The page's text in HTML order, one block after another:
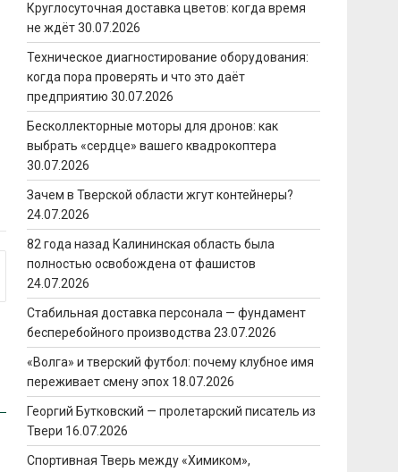
Круглосуточная доставка цветов: когда время
не ждёт 30.07.2026
Техническое диагностирование оборудования:
когда пора проверять и что это даёт
предприятию 30.07.2026
Бесколлекторные моторы для дронов: как
выбрать «сердце» вашего квадрокоптера
30.07.2026
Зачем в Тверской области жгут контейнеры?
24.07.2026
82 года назад Калининская область была
полностью освобождена от фашистов
24.07.2026
Стабильная доставка персонала — фундамент
бесперебойного производства 23.07.2026
«Волга» и тверский футбол: почему клубное имя
переживает смену эпох 18.07.2026
Георгий Бутковский — пролетарский писатель из
Твери 16.07.2026
Спортивная Тверь между «Химиком»,